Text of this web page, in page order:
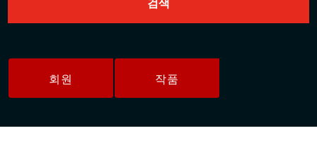
회원 작품